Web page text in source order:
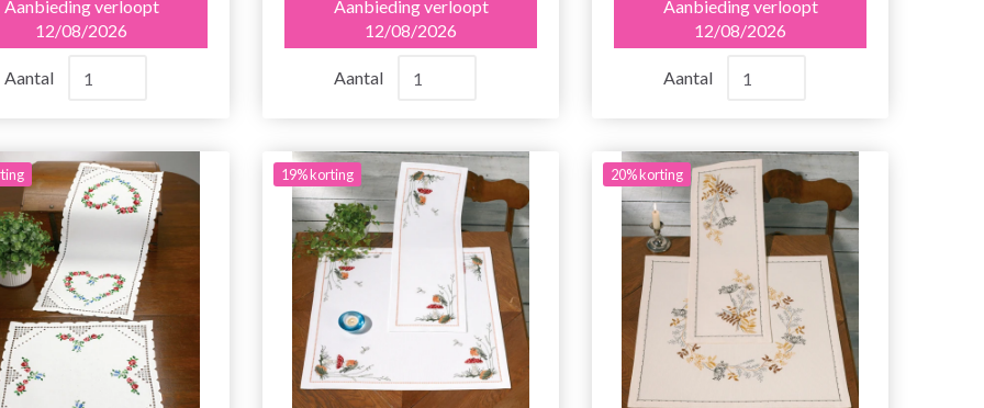
Aanbieding verloopt
12/08/2026
Aantal
Aanbieding verloopt
12/08/2026
Aantal
Aanbieding verloopt
12/08/2026
Aantal
19% korting 20% korting